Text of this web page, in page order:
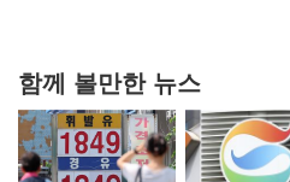
함께 볼만한 뉴스